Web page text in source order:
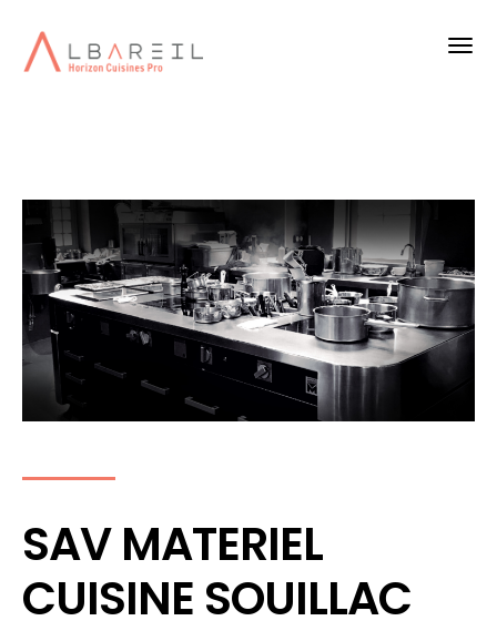
SAV MATERIEL
CUISINE SOUILLAC